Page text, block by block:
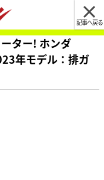
記事へ戻る
ター! ホンダ
年モデル：排ガ